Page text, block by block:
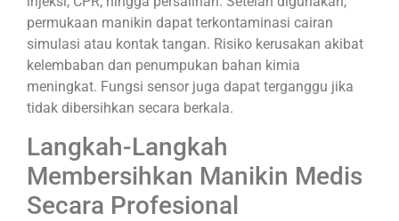
permukaan manikin dapat terkontaminasi cairan
simulasi atau kontak tangan. Risiko kerusakan akibat
kelembaban dan penumpukan bahan kimia
meningkat. Fungsi sensor juga dapat terganggu jika
tidak dibersihkan secara berkala.
Langkah-Langkah
Membersihkan Manikin Medis
Secara Profesional